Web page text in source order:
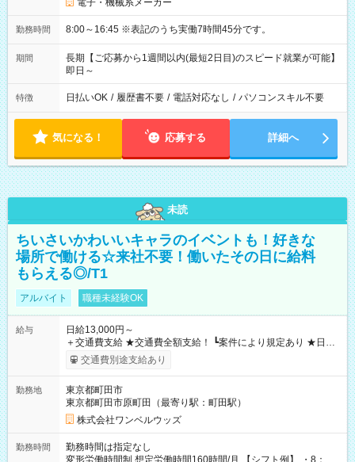
電子・機械系メーカー
勤務時間 8:00～16:45 ※表記のうち実働7時間45分です。
期間
長期【ご応募から1週間以内(最短2日目)のスピード就業が可能】
即日～
特徴 日払いOK / 履歴書不要 / 電話対応なし / パソコンスキル不要
気になる！ 応募する 詳細へ
未読
ちいさいかわいいキャラのイベントも！好きな
場所で働ける☆来社不要！働いたその日に給料
もらえる◎/T1
アルバイト 職種未経験OK
給与
日給13,000円～
＋交通費支給 ★交通費全額支給！ ┗案件により規定あり ★日払
いOK！（規定あり） ┗働いたその日に現金GET♪ お仕事後はコ
ンビニATMから 日払い分を引き落とせます！ 【試用期間】試
交通費別途支給あり
勤務地
東京都町田市
東京都町田市原町田（最寄り駅：町田駅）
株式会社ワンベルウッズ
勤務時間
勤務時間は指定なし
変形労働時間制 想定労働時間160時間/月 【シフト例】 ・8：00